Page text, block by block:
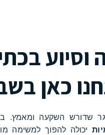
וסיוע
כאן
שדורש השקעה ומאמץ.
יכולה להפוך למשימה